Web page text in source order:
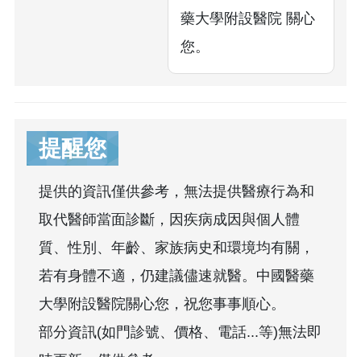
藥大學附設醫院 關心
您。
提醒您
提供的資訊僅供參考，無法提供醫療行為和
取代醫師當面診斷，因疾病成因與個人體
質、性別、年齡、家族病史和環境均有關，
若有身體不適，仍建議儘速就醫。中國醫藥
大學附設醫院關心您，祝您事事順心。
部分資訊(如門診號、價格、電話...等)無法即